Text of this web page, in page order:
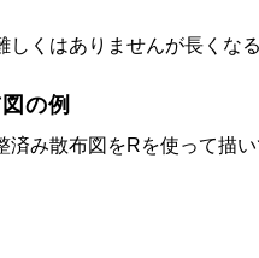
しくはありませんが長くな
の例
済み散布図をRを使って描